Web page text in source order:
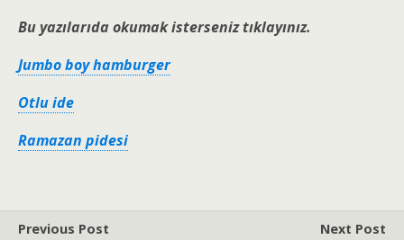
Bu yazılarıda okumak isterseniz tıklayınız.
Jumbo boy hamburger
Otlu ide
Ramazan pidesi
Previous Post
Next Post